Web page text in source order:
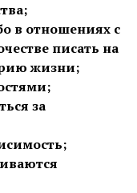
в отношениях с
писать на
жизни;
за